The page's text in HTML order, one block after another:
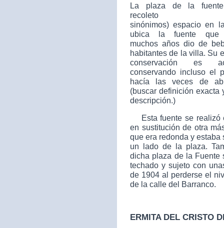
La plaza de la
recoleto
sinónimos) espacio en
ubica la fuente que
muchos años dio de
habitantes de la villa. Su
conservación es
conservando incluso el
hacía las veces de
(buscar definición exacta
descripción.)
Esta fuente se realizó
en sustitución de otra
que era redonda y estaba
un lado de la plaza.
dicha plaza de la Fuente
techado y sujeto con
de 1904 al perderse el
de la calle del Barranco.
ERMITA DEL CRISTO